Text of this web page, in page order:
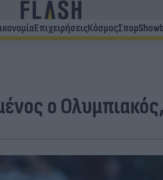
ΕπιχειρήσειςΚόσμοςΣπορ
ο